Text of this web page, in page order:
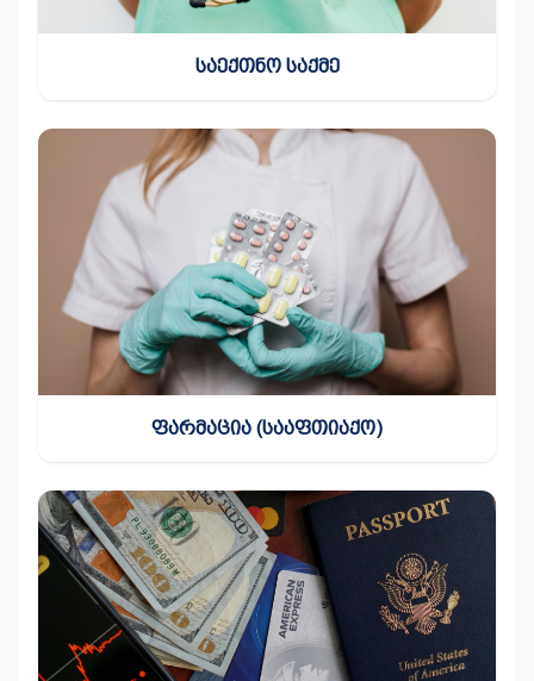
ᲡᲐᲔᲥᲗᲜᲝ ᲡᲐᲥᲛᲔ
ᲤᲐᲠᲛᲐᲪᲘᲐ (ᲡᲐᲐᲤᲗᲘᲐᲥᲝ)